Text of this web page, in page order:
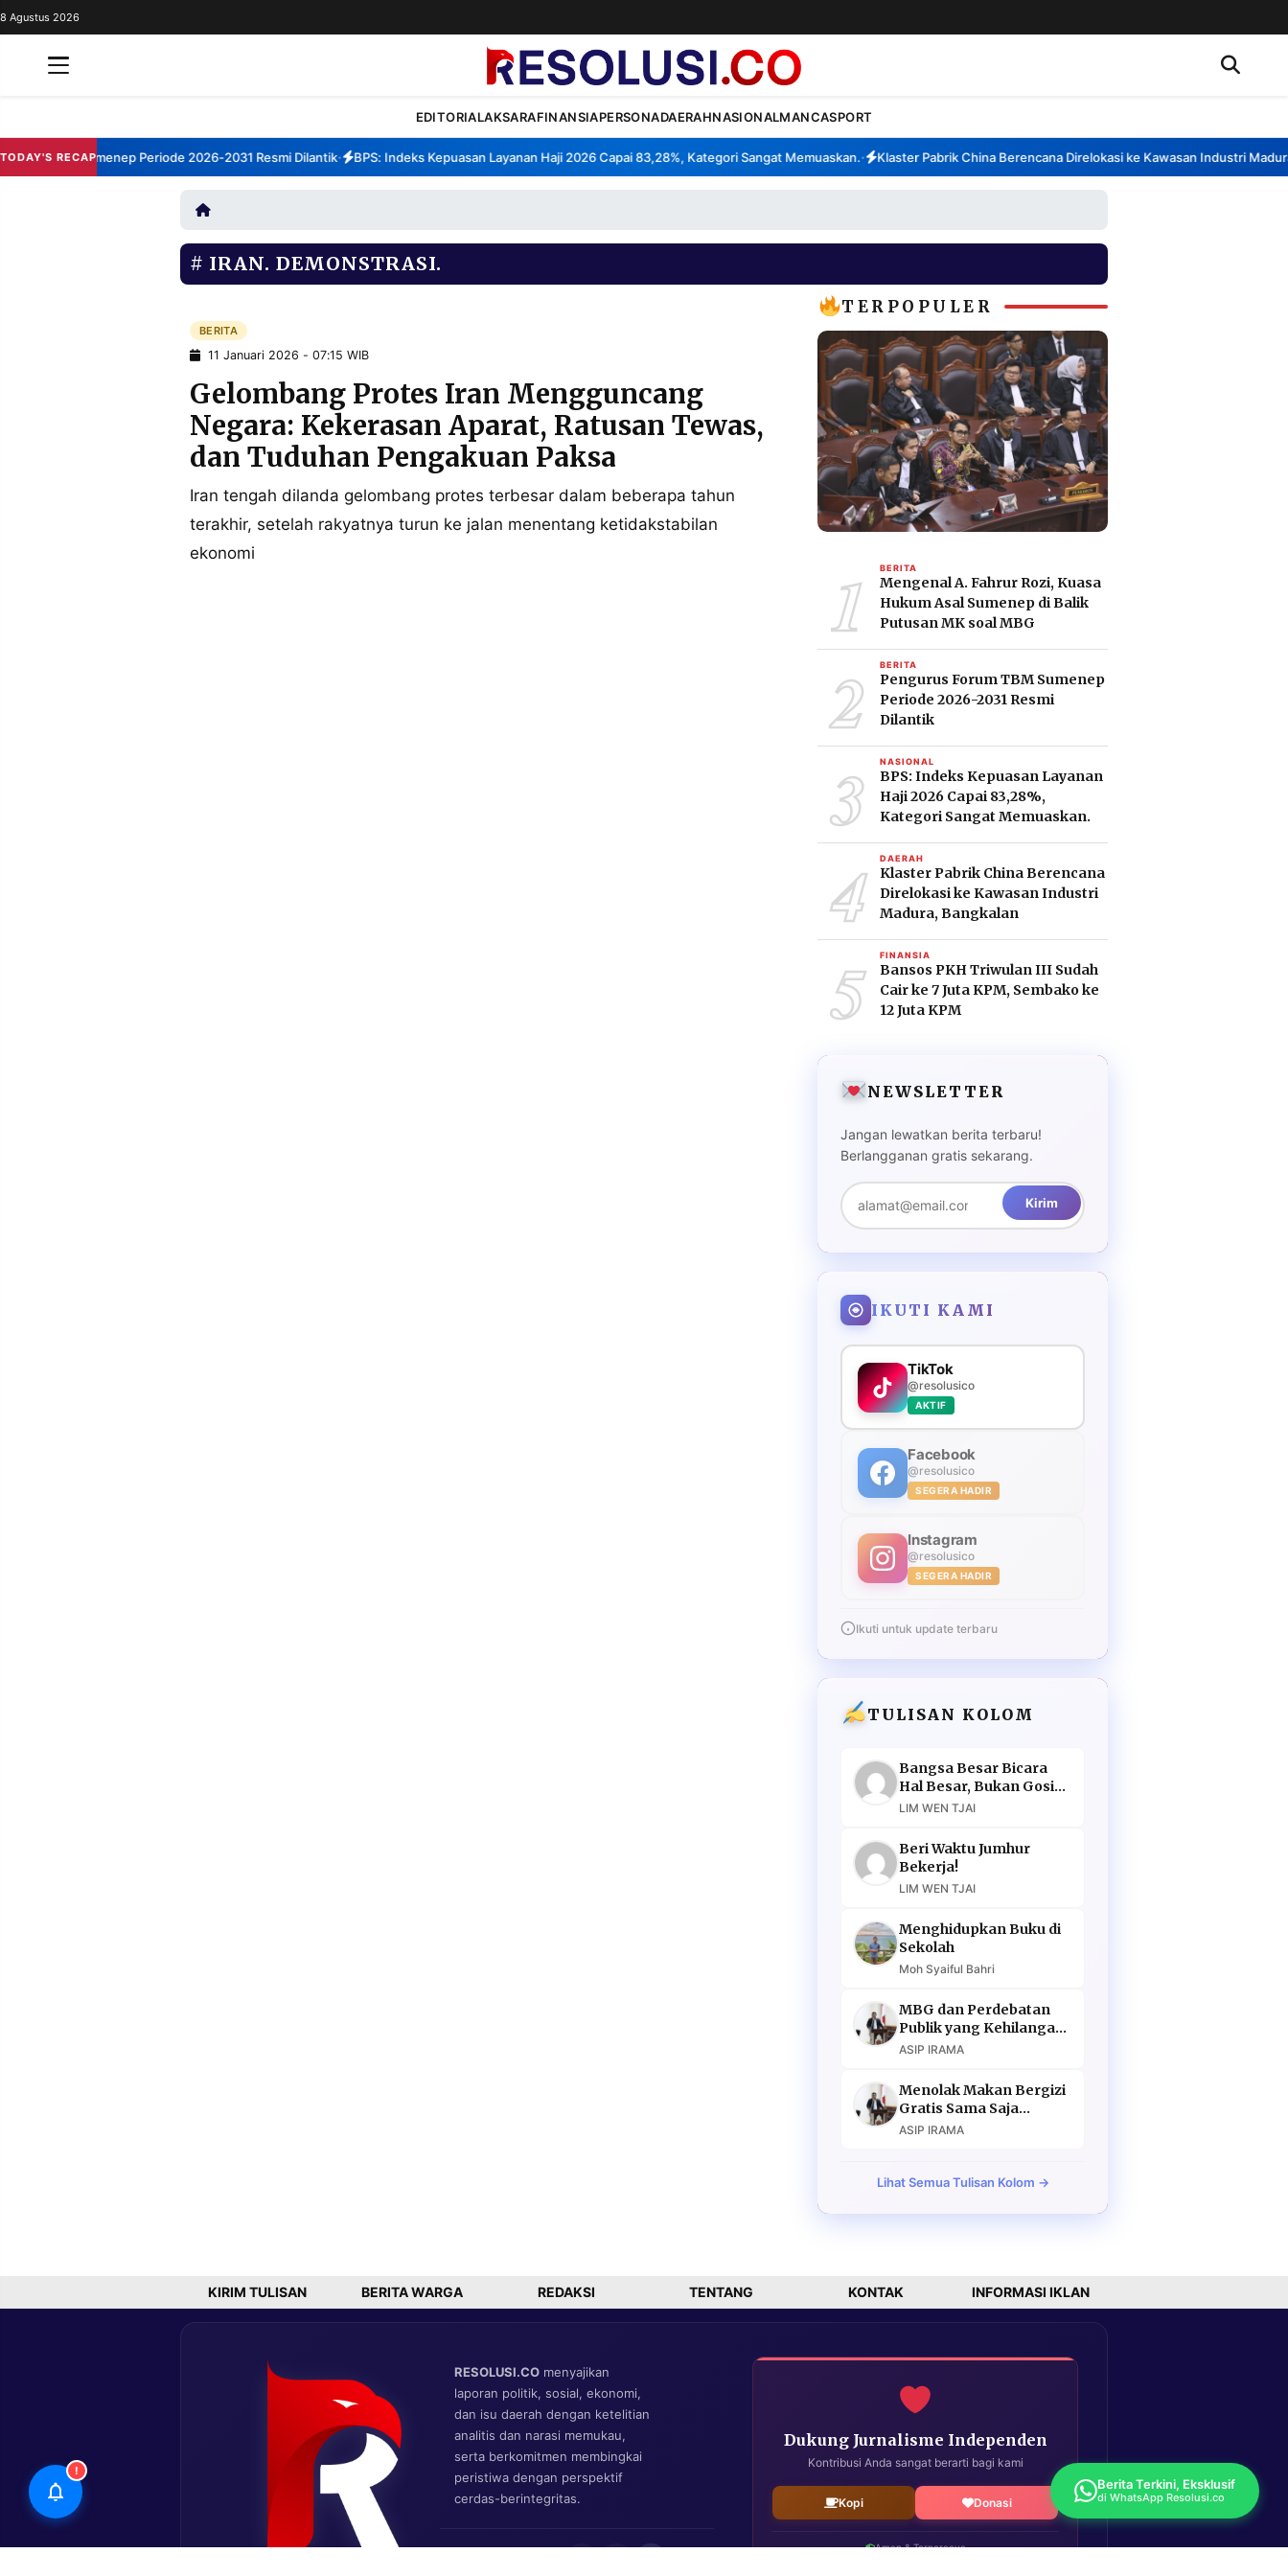
REDAKSI
PERSONA
TULISAN
SERVICE
8 Agustus 2026
EDITORIALAKSARAFINANSIAPERSONADAERAHNASIONALMANCASPORT
TODAY'S RECAP
TBM Sumenep Periode 2026-2031 Resmi Dilantik• BPS: Indeks Kepuasan Layanan Haji 2026 Capai 83,28%, Kategori Sangat Memuaskan.• Klaster Pabrik China Berencana Direlokasi ke Kawasan Industri Madura,
IRAN. DEMONSTRASI.
BERITA
11 Januari 2026 - 07:15 WIB
Gelombang Protes Iran Mengguncang
Negara: Kekerasan Aparat, Ratusan Tewas,
dan Tuduhan Pengakuan Paksa
Iran tengah dilanda gelombang protes terbesar dalam beberapa tahun
terakhir, setelah rakyatnya turun ke jalan menentang ketidakstabilan
ekonomi
TERPOPULER
1 BERITA
Mengenal A. Fahrur Rozi, Kuasa
Hukum Asal Sumenep di Balik
Putusan MK soal MBG
2 BERITA
Pengurus Forum TBM Sumenep
Periode 2026-2031 Resmi
Dilantik
3 NASIONAL
BPS: Indeks Kepuasan Layanan
Haji 2026 Capai 83,28%,
Kategori Sangat Memuaskan.
4 DAERAH
Klaster Pabrik China Berencana
Direlokasi ke Kawasan Industri
Madura, Bangkalan
5 FINANSIA
Bansos PKH Triwulan III Sudah
Cair ke 7 Juta KPM, Sembako ke
12 Juta KPM
NEWSLETTER
Jangan lewatkan berita terbaru!
Berlangganan gratis sekarang.
Kirim
IKUTI KAMI
TikTok
@resolusico
AKTIF
Facebook
@resolusico
SEGERA HADIR
Instagram
@resolusico
SEGERA HADIR
Ikuti untuk update terbaru
TULISAN KOLOM
Bangsa Besar Bicara
Hal Besar, Bukan Gosip
Murahan
LIM WEN TJAI
Beri Waktu Jumhur
Bekerja!
LIM WEN TJAI
Menghidupkan Buku di
Sekolah
Moh Syaiful Bahri
MBG dan Perdebatan
Publik yang Kehilangan
Argumen
ASIP IRAMA
Menolak Makan Bergizi
Gratis Sama Saja
Menolak Masa Depan
ASIP IRAMA
Lihat Semua Tulisan Kolom →
KIRIM TULISAN BERITA WARGA REDAKSI TENTANG KONTAK INFORMASI IKLAN
RESOLUSI.CO menyajikan
laporan politik, sosial, ekonomi,
dan isu daerah dengan ketelitian
analitis dan narasi memukau,
serta berkomitmen membingkai
peristiwa dengan perspektif
cerdas-berintegritas.
Dukung Jurnalisme Independen
Kontribusi Anda sangat berarti bagi kami
Kopi Donasi
Aman & Terpercaya
!
Berita Terkini, Eksklusif
di WhatsApp Resolusi.co